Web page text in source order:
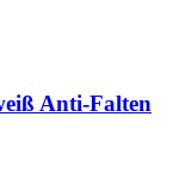
Anti-​Falten